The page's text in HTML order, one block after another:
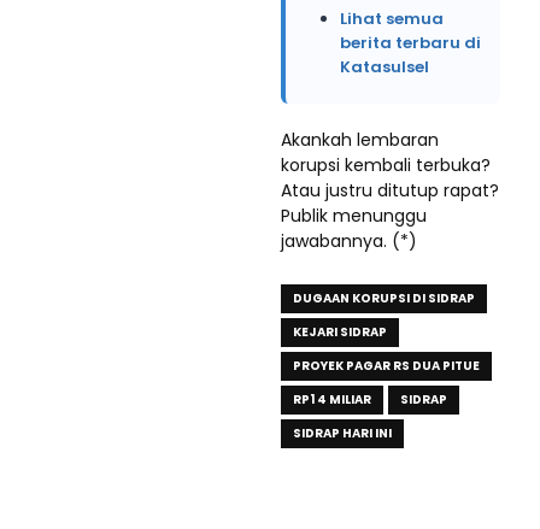
Lihat semua
berita terbaru di
Katasulsel
Akankah lembaran
korupsi kembali terbuka?
Atau justru ditutup rapat?
Publik menunggu
jawabannya. (*)
DUGAAN KORUPSI DI SIDRAP
KEJARI SIDRAP
PROYEK PAGAR RS DUA PITUE
RP1 4 MILIAR
SIDRAP
SIDRAP HARI INI